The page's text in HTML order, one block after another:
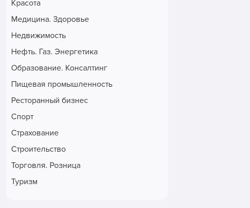
Красота
Медицина. Здоровье
Недвижимость
Нефть. Газ. Энергетика
Образование. Консалтинг
Пищевая промышленность
Ресторанный бизнес
Спорт
Страхование
Строительство
Торговля. Розница
Туризм